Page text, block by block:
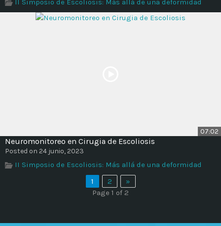
II Simposio de Escoliosis: Más allá de una deformidad
07:02
Neuromonitoreo en Cirugia de Escoliosis
Posted on 24 junio, 2023
II Simposio de Escoliosis: Más allá de una deformidad
1
2
»
Page 1 of 2